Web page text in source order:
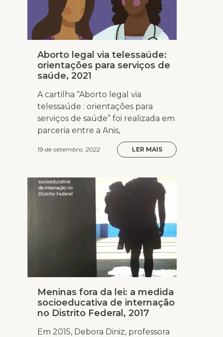
Aborto legal via telessaúde:
orientações para serviços de
saúde, 2021
A cartilha “Aborto legal via
telessaúde : orientações para
serviços de saúde” foi realizada em
parceria entre a Anis,
19 de setembro, 2022 LER MAIS
Meninas fora da lei: a medida
socioeducativa de internação
no Distrito Federal, 2017
Em 2015, Debora Diniz, professora